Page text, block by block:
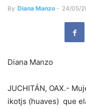
By Diana Manzo - 24/05/
Diana Manzo
JUCHITÁN, OAX.-
ikotjs (huaves) que